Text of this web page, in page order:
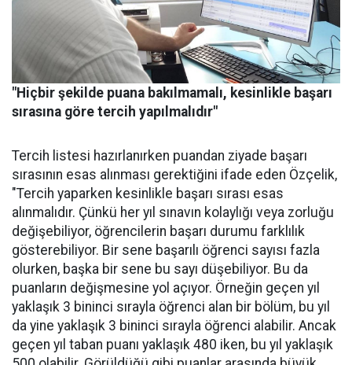
"Hiçbir şekilde puana bakılmamalı, kesinlikle başarı
sırasına göre tercih yapılmalıdır"
Tercih listesi hazırlanırken puandan ziyade başarı
sırasının esas alınması gerektiğini ifade eden Özçelik,
"Tercih yaparken kesinlikle başarı sırası esas
alınmalıdır. Çünkü her yıl sınavın kolaylığı veya zorluğu
değişebiliyor, öğrencilerin başarı durumu farklılık
gösterebiliyor. Bir sene başarılı öğrenci sayısı fazla
olurken, başka bir sene bu sayı düşebiliyor. Bu da
puanların değişmesine yol açıyor. Örneğin geçen yıl
yaklaşık 3 bininci sırayla öğrenci alan bir bölüm, bu yıl
da yine yaklaşık 3 bininci sırayla öğrenci alabilir. Ancak
geçen yıl taban puanı yaklaşık 480 iken, bu yıl yaklaşık